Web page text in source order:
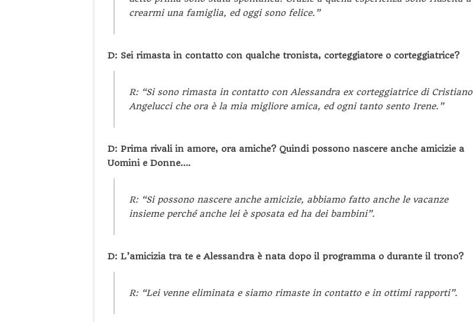
crearmi una famiglia, ed oggi sono felice.”
D: Sei rimasta in contatto con qualche tronista, corteggiatore o corteggiatrice?
R: “Si sono rimasta in contatto con Alessandra ex corteggiatrice di Cristiano
Angelucci che ora è la mia migliore amica, ed ogni tanto sento Irene.”
D: Prima rivali in amore, ora amiche? Quindi possono nascere anche amicizie a
Uomini e Donne….
R: “Si possono nascere anche amicizie, abbiamo fatto anche le vacanze
insieme perché anche lei è sposata ed ha dei bambini”.
D: L’amicizia tra te e Alessandra è nata dopo il programma o durante il trono?
R: “Lei venne eliminata e siamo rimaste in contatto e in ottimi rapporti”.